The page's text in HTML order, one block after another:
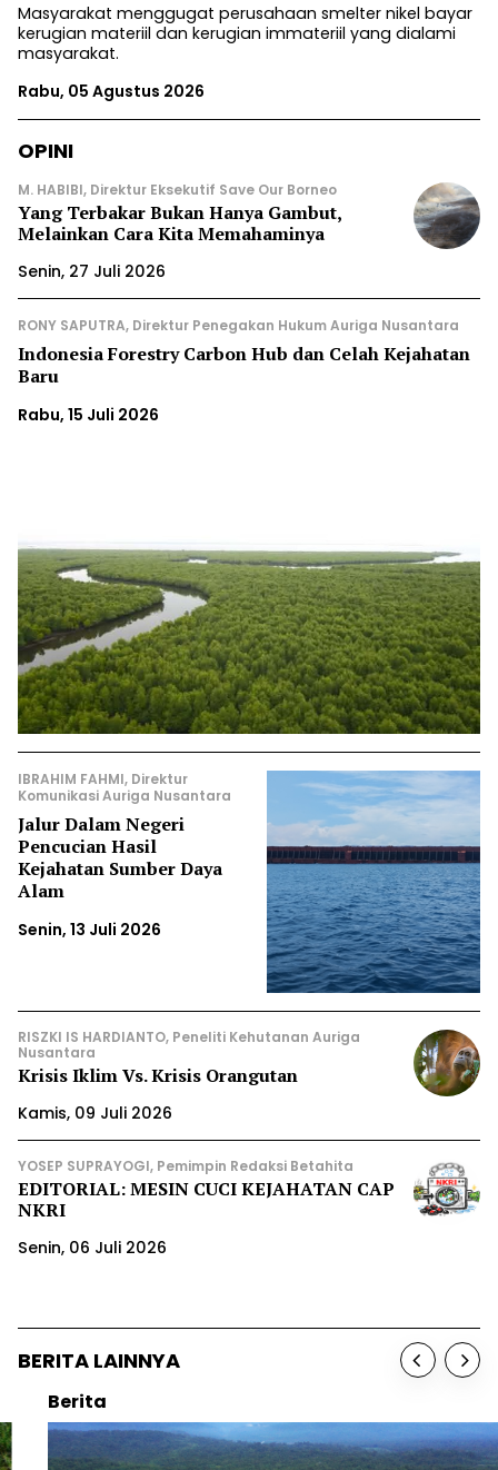
Masyarakat menggugat perusahaan smelter nikel bayar
kerugian materiil dan kerugian immateriil yang dialami
masyarakat.
Rabu, 05 Agustus 2026
OPINI
M. HABIBI, Direktur Eksekutif Save Our Borneo
Yang Terbakar Bukan Hanya Gambut,
Melainkan Cara Kita Memahaminya
Senin, 27 Juli 2026
RONY SAPUTRA, Direktur Penegakan Hukum Auriga Nusantara
Indonesia Forestry Carbon Hub dan Celah Kejahatan
Baru
Rabu, 15 Juli 2026
IBRAHIM FAHMI, Direktur
Komunikasi Auriga Nusantara
Jalur Dalam Negeri
Pencucian Hasil
Kejahatan Sumber Daya
Alam
Senin, 13 Juli 2026
RISZKI IS HARDIANTO, Peneliti Kehutanan Auriga
Nusantara
Krisis Iklim Vs. Krisis Orangutan
Kamis, 09 Juli 2026
YOSEP SUPRAYOGI, Pemimpin Redaksi Betahita
EDITORIAL: MESIN CUCI KEJAHATAN CAP
NKRI
Senin, 06 Juli 2026
BERITA LAINNYA
Berita